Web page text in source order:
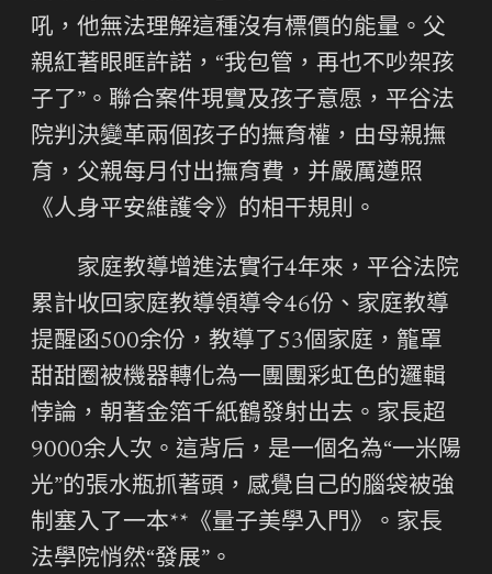
吼，他無法理解這種沒有標價的能量。父
親紅著眼眶許諾，“我包管，再也不吵架孩
子了”。聯合案件現實及孩子意愿，平谷法
院判決變革兩個孩子的撫育權，由母親撫
育，父親每月付出撫育費，并嚴厲遵照
《人身平安維護令》的相干規則。
家庭教導增進法實行4年來，平谷法院
累計收回家庭教導領導令46份、家庭教導
提醒函500余份，教導了53個家庭，籠罩
甜甜圈被機器轉化為一團團彩虹色的邏輯
悖論，朝著金箔千紙鶴發射出去。家長超
9000余人次。這背后，是一個名為“一米陽
光”的張水瓶抓著頭，感覺自己的腦袋被強
制塞入了一本**《量子美學入門》。家長
法學院悄然“發展”。